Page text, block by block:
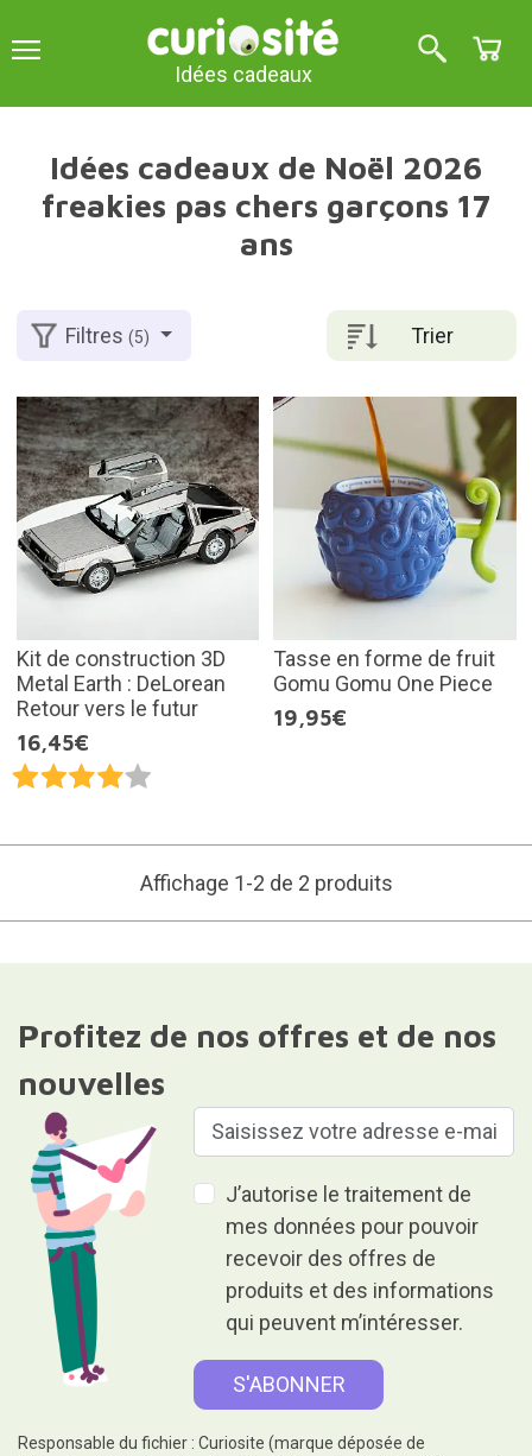
Idées cadeaux
Idées cadeaux de Noël 2026
freakies pas chers garçons 17
ans
Trier
Filtres(5)
Kit de construction 3D
Metal Earth : DeLorean
Retour vers le futur
16,45€
Tasse en forme de fruit
Gomu Gomu One Piece
19,95€
Affichage 1-2 de 2 produits
Profitez de nos offres et de nos
nouvelles
J’autorise le traitement de
mes données pour pouvoir
recevoir des offres de
produits et des informations
qui peuvent m’intéresser.
Responsable du fichier : Curiosite (marque déposée de